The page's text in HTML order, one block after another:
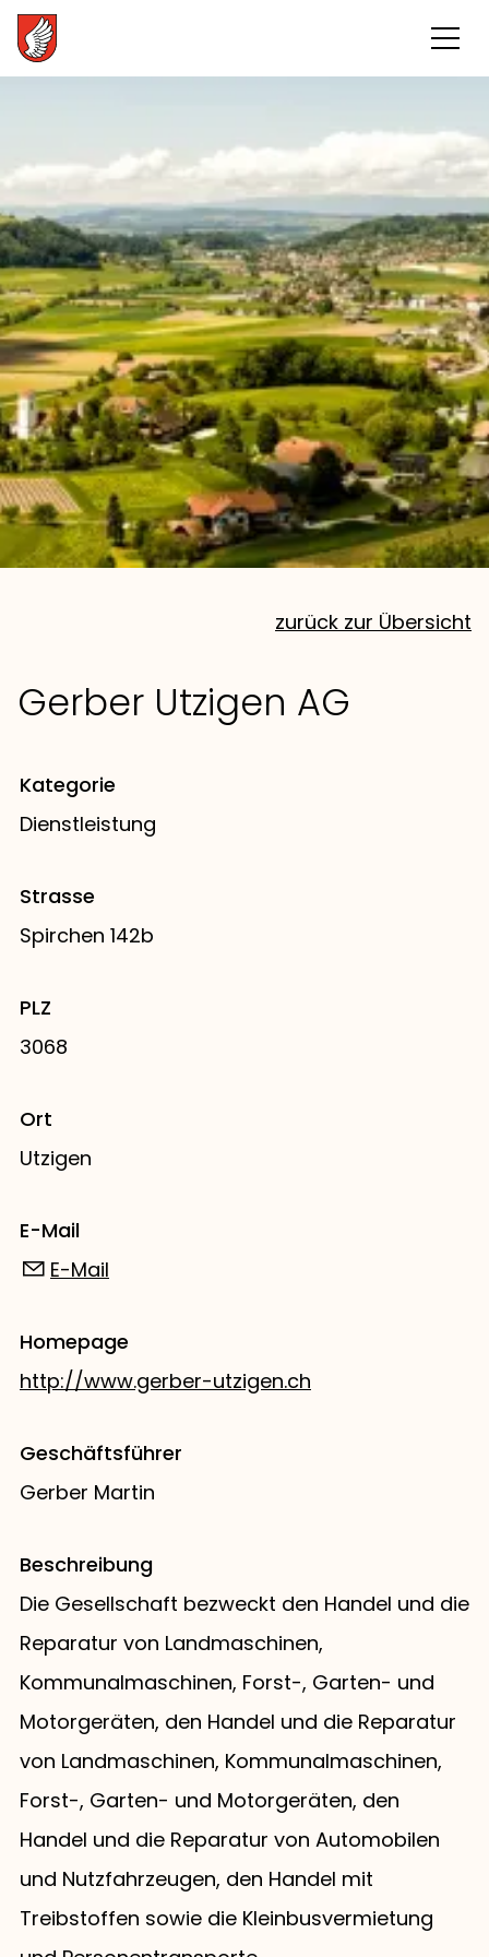
zurück zur Übersicht
Gerber Utzigen AG
Kategorie
Dienstleistung
Strasse
Spirchen 142b
PLZ
3068
Ort
Utzigen
E-Mail
E-Mail
Homepage
http://www.gerber-utzigen.ch
Geschäftsführer
Gerber Martin
Beschreibung
Die Gesellschaft bezweckt den Handel und die
Reparatur von Landmaschinen,
Kommunalmaschinen, Forst-, Garten- und
Motorgeräten, den Handel und die Reparatur
von Landmaschinen, Kommunalmaschinen,
Forst-, Garten- und Motorgeräten, den
Handel und die Reparatur von Automobilen
und Nutzfahrzeugen, den Handel mit
Treibstoffen sowie die Kleinbusvermietung